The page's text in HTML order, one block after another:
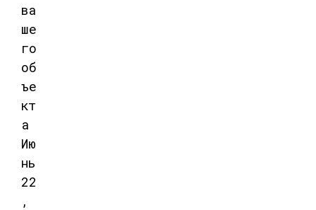
ва
ше
го
об
ъе
кт
а
Ию
нь
22
,